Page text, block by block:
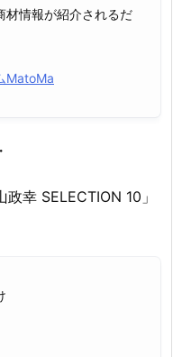
材情報が紹介されるだ
MatoMa
幸 SELECTION 10」